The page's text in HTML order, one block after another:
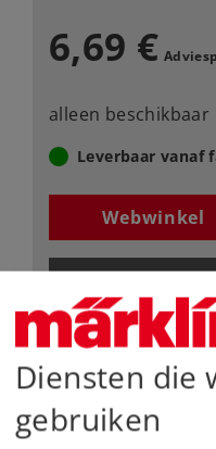
6,69 €
alleen
Leverbaar vanaf
Webwinkel
Downloads
Diensten die
gebruiken